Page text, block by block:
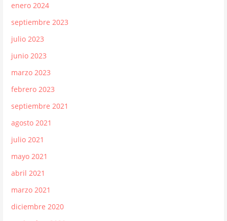
enero 2024
septiembre 2023
julio 2023
junio 2023
marzo 2023
febrero 2023
septiembre 2021
agosto 2021
julio 2021
mayo 2021
abril 2021
marzo 2021
diciembre 2020